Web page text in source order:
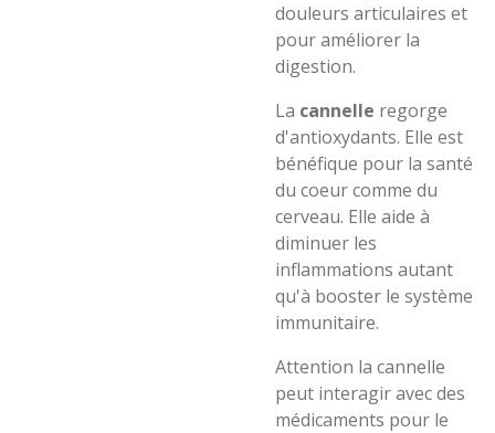
douleurs articulaires et
pour améliorer la
digestion.
La cannelle regorge
d'antioxydants. Elle est
bénéfique pour la santé
du coeur comme du
cerveau. Elle aide à
diminuer les
inflammations autant
qu'à booster le système
immunitaire.
Attention la cannelle
peut interagir avec des
médicaments pour le